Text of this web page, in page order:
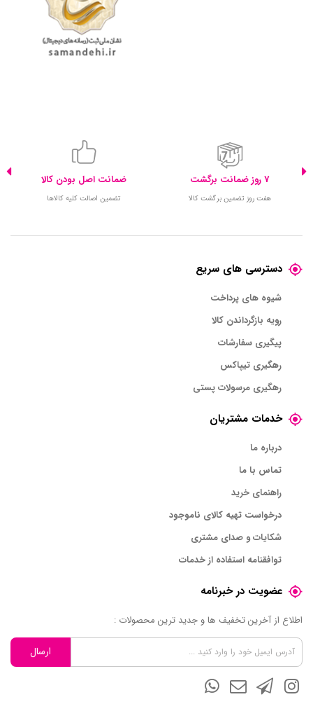
7 روز ضمانت برگشت
هفت روز تضمین برگشت کالا
ضمانت اصل بودن کالا
تضمین اصالت کلیه کالاها
دسترسی های سریع
شیوه های پرداخت
رویه بازگرداندن کالا
پیگیری سفارشات
رهگیری تیپاکس
رهگیری مرسولات پستی
خدمات مشتریان
درباره ما
تماس با ما
راهنمای خرید
درخواست تهیه کالای ناموجود
شکایات و صدای مشتری
توافقنامه استفاده از خدمات
عضویت در خبرنامه
اطلاع از آخرین تخفیف ها و جدید ترین محصولات :
ارسال